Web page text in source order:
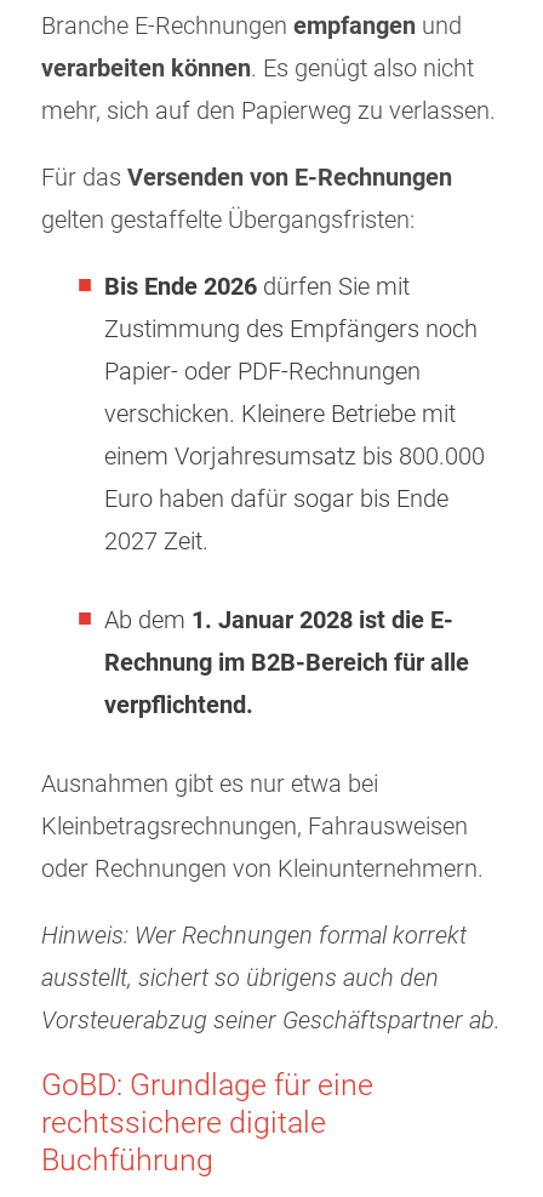
Branche E-Rechnungen empfangen und
verarbeiten können. Es genügt also nicht
mehr, sich auf den Papierweg zu verlassen.
Für das Versenden von E-Rechnungen
gelten gestaffelte Übergangsfristen:
Bis Ende 2026 dürfen Sie mit
Zustimmung des Empfängers noch
Papier- oder PDF-Rechnungen
verschicken. Kleinere Betriebe mit
einem Vorjahresumsatz bis 800.000
Euro haben dafür sogar bis Ende
2027 Zeit.
Ab dem 1. Januar 2028 ist die E-
Rechnung im B2B-Bereich für alle
verpflichtend.
Ausnahmen gibt es nur etwa bei
Kleinbetragsrechnungen, Fahrausweisen
oder Rechnungen von Kleinunternehmern.
Hinweis: Wer Rechnungen formal korrekt
ausstellt, sichert so übrigens auch den
Vorsteuerabzug seiner Geschäftspartner ab.
GoBD: Grundlage für eine
rechtssichere digitale
Buchführung